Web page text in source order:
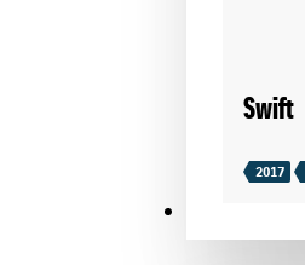
Swift
2017